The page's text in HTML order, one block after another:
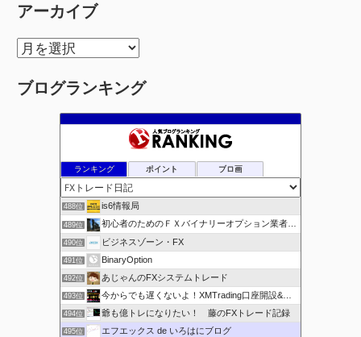
アーカイブ
ア
カ
ブログランキング
ランキング ポイント ブロ画
488位 is6情報局
489位 初心者のためのＦＸバイナリーオプション業者比較.com
490位 ビジネスゾーン・FX
491位 BinaryOption
492位 あじゃんのFXシステムトレード
493位 今からでも遅くないよ！XMTrading口座開設&攻略ブログ
494位 爺も億トレになりたい！ 藤のFXトレード記録
495位 エフエックス de いろはにブログ